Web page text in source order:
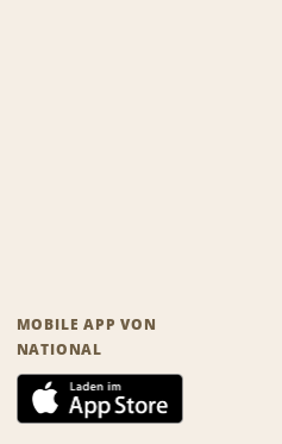
MOBILE APP VON
NATIONAL